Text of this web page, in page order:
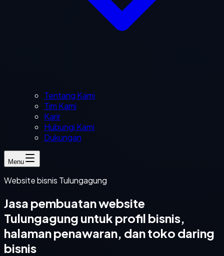
Tentang Kami
Tim Kami
Karir
Hubungi Kami
Dukungan
Menu
Website bisnis Tulungagung
Jasa pembuatan website
Tulungagung untuk profil bisnis,
halaman penawaran, dan toko daring
bisnis